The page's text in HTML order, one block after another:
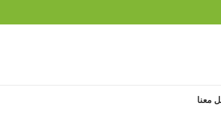
معنا